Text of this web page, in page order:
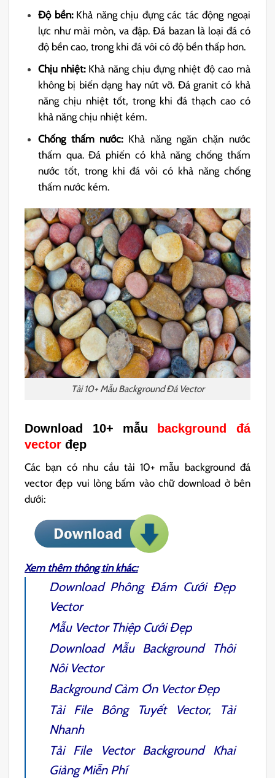
Độ bền:Khả năng chịu đựng các tác động ngoại
lực như mài mòn, va đập. Đá bazan là loại đá có
độ bền cao, trong khi đá vôi có độ bền thấp hơn.
Chịu nhiệt:Khả năng chịu đựng nhiệt độ cao mà
không bị biến dạng hay nứt vỡ. Đá granit có khả
năng chịu nhiệt tốt, trong khi đá thạch cao có
khả năng chịu nhiệt kém.
Chống thấm nước:Khả năng ngăn chặn nước
thấm qua. Đá phiến có khả năng chống thấm
nước tốt, trong khi đá vôi có khả năng chống
thấm nước kém.
Tải 10+ Mẫu Background Đá Vector
Download 10+ mẫu
background đá
vector đẹp
Các bạn có nhu cầu tải 10+ mẫu background đá
vector đẹp vui lòng bấm vào chữ download ở bên
dưới:
Xem thêm thông tin khác:
Download Phông Đám Cưới Đẹp
Vector
Mẫu Vector Thiệp CướiĐẹp
Download Mẫu Background Thôi
Nôi Vector
Background Cảm ƠnVector Đẹp
Tải File Bông Tuyết Vector, Tải
Nhanh
Tải File
Vector Background Khai
GiảngMiễn Phí